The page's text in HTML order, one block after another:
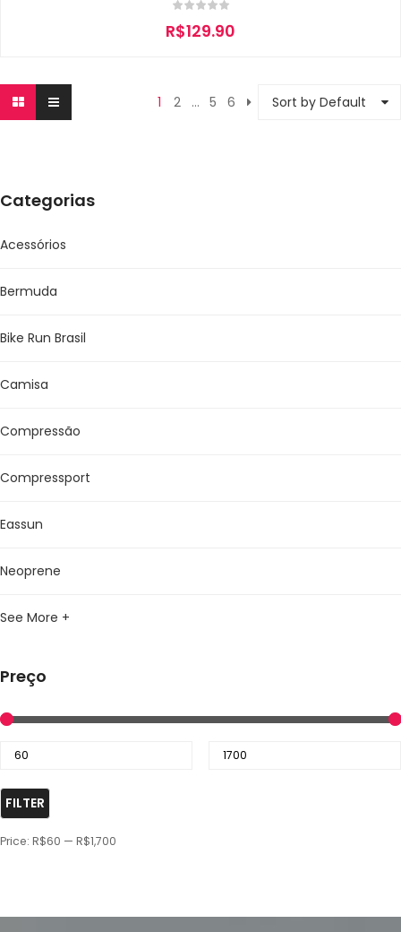
Categorias
Acessórios
Bermuda
Bike Run Brasil
Camisa
Compressão
Compressport
Eassun
Neoprene
See More +
Preço
FILTER
Price: R$60 — R$1,700
R$129.90
Sort by Default
1 2 … 5 6